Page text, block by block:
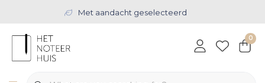
Met aandacht geselecteerd
0